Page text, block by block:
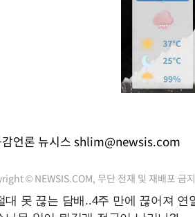
언론 뉴시스 shlim@newsis.com
© NEWSIS.COM, 무단 전재 및 재배포 금지